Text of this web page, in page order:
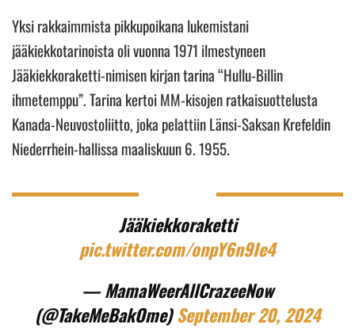
Yksi rakkaimmista pikkupoikana lukemistani
jääkiekkotarinoista oli vuonna 1971 ilmestyneen
Jääkiekkoraketti-nimisen kirjan tarina “Hullu-Billin
ihmetemppu”. Tarina kertoi MM-kisojen ratkaisuottelusta
Kanada-Neuvostoliitto, joka pelattiin Länsi-Saksan Krefeldin
Niederrhein-hallissa maaliskuun 6. 1955.
Jääkiekkoraketti
pic.twitter.com/onpY6n9Ie4
— MamaWeerAllCrazeeNow
(@TakeMeBakOme)September 20, 2024